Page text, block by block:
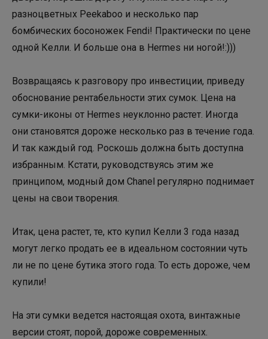
разноцветных Peekaboo и несколько пар
бомбических босоножек Fendi! Практически по цене
одной Келли. И больше она в Hermes ни ногой!:)))
Возвращаясь к разговору про инвестиции, приведу
обоснование рентабельности этих сумок. Цена на
сумки-иконы от Hermes неуклонно растет. Иногда
они становятся дороже несколько раз в течение года.
И так каждый год. Роскошь должна быть доступна
избранным. Кстати, руководствуясь этим же
принципом, модный дом Chanel регулярно поднимает
цены на свои творения.
Итак, цена растет, те, кто купил Келли 3 года назад
могут легко продать ее в идеальном состоянии чуть
ли не по цене бутика этого года. То есть дороже, чем
купили!
На эти сумки ведется настоящая охота, винтажные
версии стоят, порой, дороже современных.